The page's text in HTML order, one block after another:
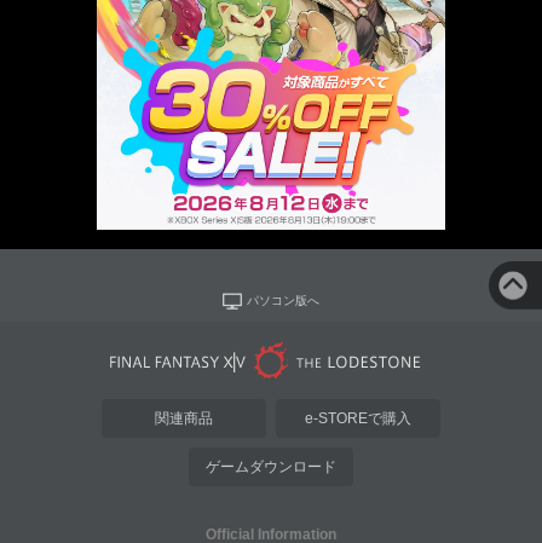
パソコン版へ
関連商品 e-STOREで購入
ゲームダウンロード
Official Information